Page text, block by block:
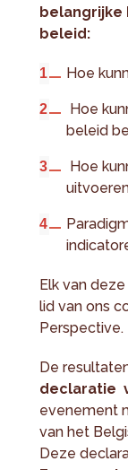
belangrijke
beleid:
Hoe
Hoe
beleid
Hoe
Elk van
lid van ons
Perspective.
De
declaratie
evenement
van het
Deze